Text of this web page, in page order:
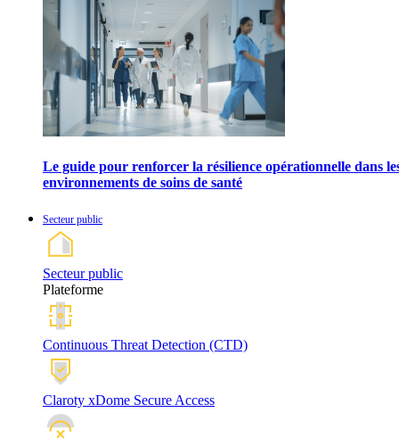
Le guide pour renforcer la résilience opérationnelle dans
environnements de soins de santé
Secteur public
Secteur public
Plateforme
Continuous Threat Detection (CTD)
Claroty xDome Secure Access